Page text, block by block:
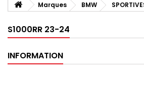
Marques BMW
S1000RR 23-24
INFORMATION